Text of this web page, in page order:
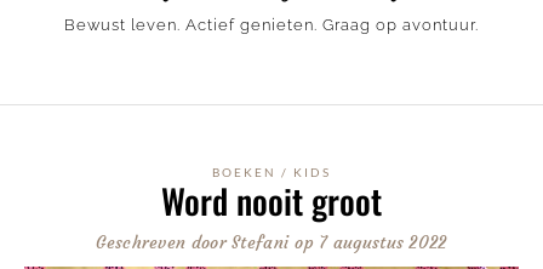
Bewust leven. Actief genieten. Graag op avontuur.
BOEKEN / KIDS
Word nooit groot
Geschreven doorStefani op 7 augustus 2022